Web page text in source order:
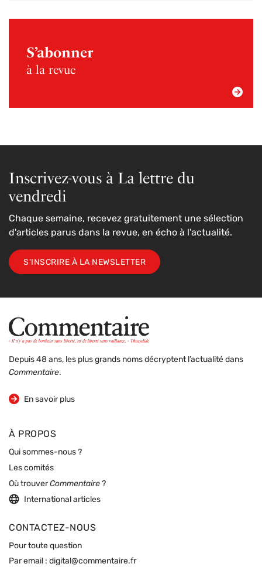
S’abonner
à la revue
Inscrivez-vous à La lettre du
vendredi
Chaque semaine, recevez gratuitement une sélection
d'articles parus dans la revue, en écho à l'actualité.
S'INSCRIRE À LA NEWSLETTER
Depuis 48 ans, les plus grands noms décryptent l’actualité dans
Commentaire.
En savoir plus
sur la revue
À PROPOS
Qui sommes-nous ?
Les comités
Où trouverCommentaire ?
International articles
CONTACTEZ-NOUS
Pour toute question
Par email : digital@commentaire.fr